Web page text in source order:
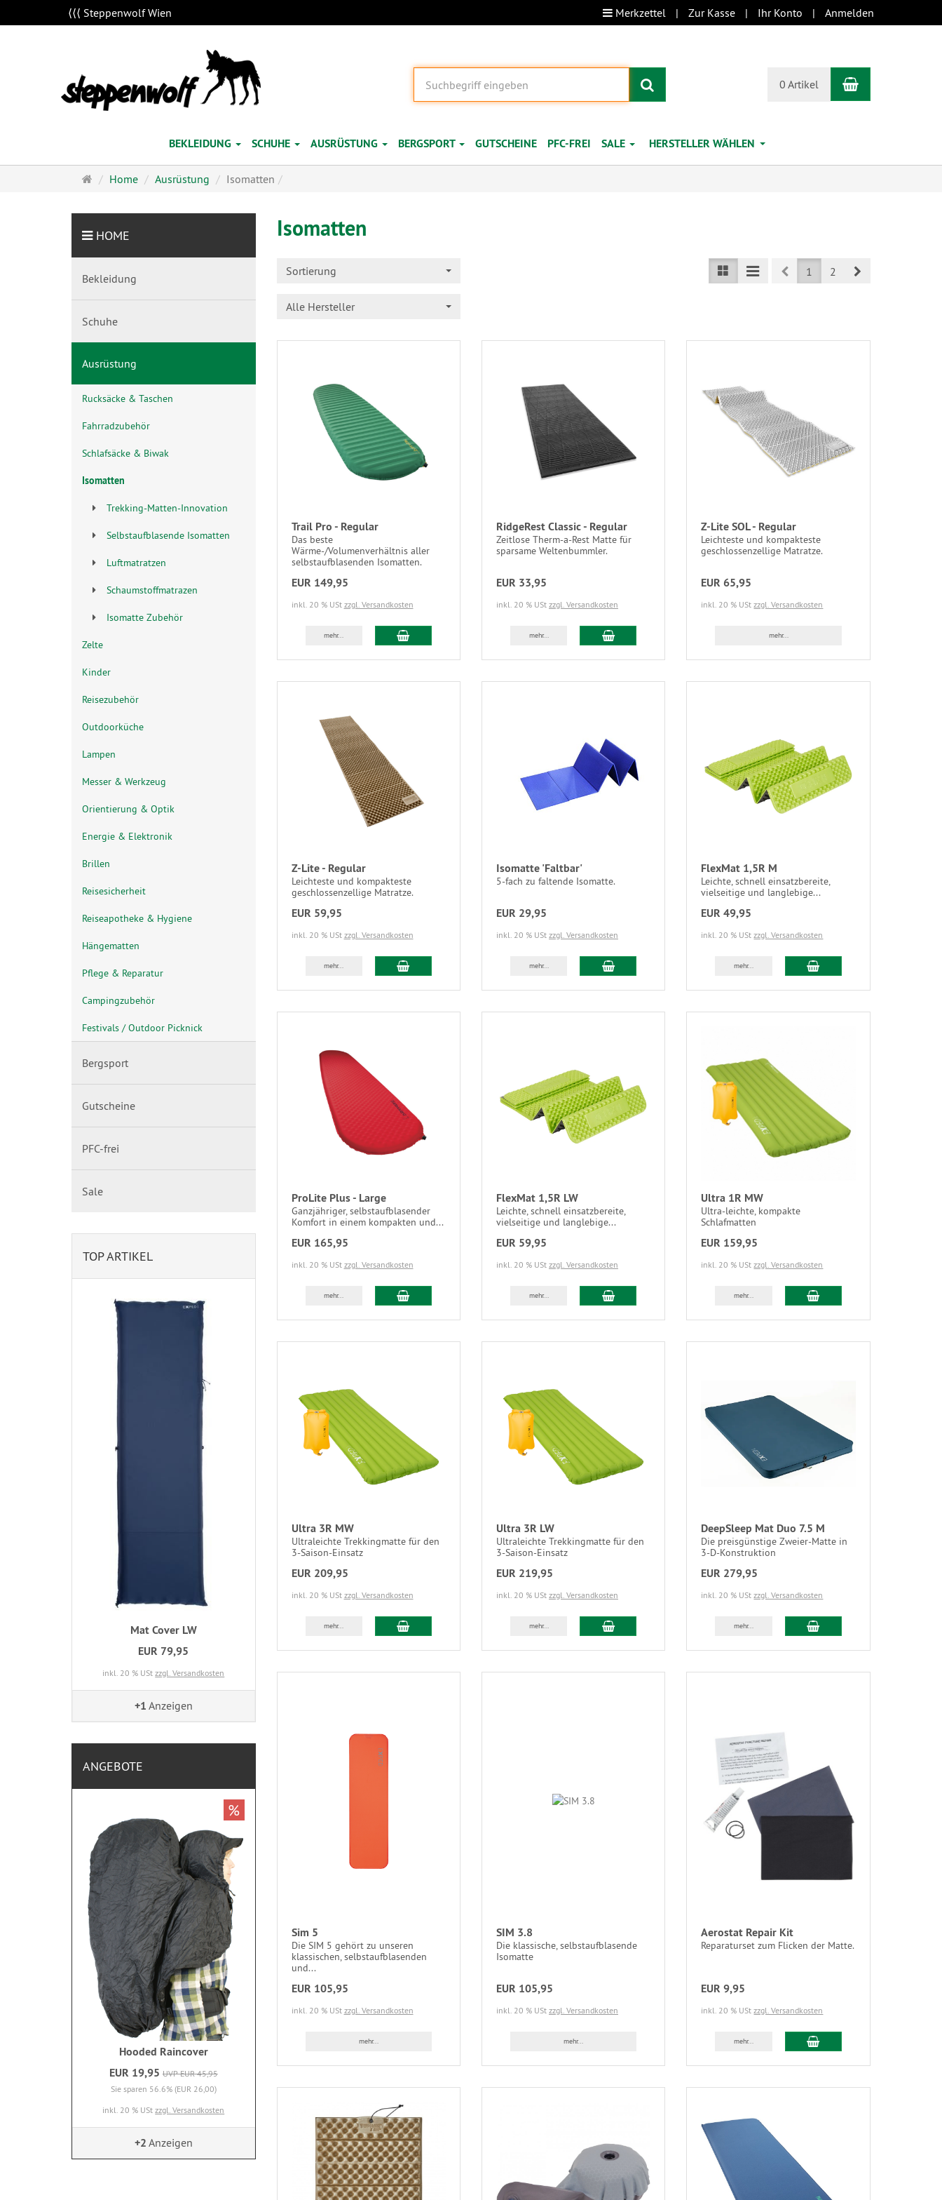
⟨⟨⟨ Steppenwolf Wien Merkzettel Zur Kasse Ihr Konto Anmelden
0 Artikel Warenkorb
BEKLEIDUNG SCHUHE AUSRÜSTUNG BERGSPORT GUTSCHEINE PFC-FREI SALE HERSTELLER WÄHLEN
Startseite
Home Ausrüstung Isomatten
Isomatten
Sortierung
Alle Hersteller
Prev1 2 Next
Trail Pro - Regular
Das beste
Wärme-/Volumenverhältnis aller
selbstaufblasenden Isomatten.
EUR 149,95
inkl. 20 % USt zzgl. Versandkosten
mehr...
RidgeRest Classic - Regular
Zeitlose Therm-a-Rest Matte für
sparsame Weltenbummler.
EUR 33,95
inkl. 20 % USt zzgl. Versandkosten
mehr...
Z-Lite SOL - Regular
Leichteste und kompakteste
geschlossenzellige Matratze.
EUR 65,95
inkl. 20 % UStzzgl. Versandkosten
mehr...
Z-Lite - Regular
Leichteste und kompakteste
geschlossenzellige Matratze.
EUR 59,95
inkl. 20 % USt zzgl. Versandkosten
mehr...
Isomatte 'Faltbar'
5-fach zu faltende Isomatte.
EUR 29,95
inkl. 20 % USt zzgl. Versandkosten
mehr...
FlexMat 1,5R M
Leichte, schnell einsatzbereite,
vielseitige und langlebige...
EUR 49,95
inkl. 20 % UStzzgl. Versandkosten
mehr...
ProLite Plus - Large
Ganzjähriger, selbstaufblasender
Komfort in einem kompakten und...
EUR 165,95
inkl. 20 % USt zzgl. Versandkosten
mehr...
FlexMat 1,5R LW
Leichte, schnell einsatzbereite,
vielseitige und langlebige...
EUR 59,95
inkl. 20 % USt zzgl. Versandkosten
mehr...
Ultra 1R MW
Ultra-leichte, kompakte
Schlafmatten
EUR 159,95
inkl. 20 % UStzzgl. Versandkosten
mehr...
Ultra 3R MW
Ultraleichte Trekkingmatte für den
3-Saison-Einsatz
EUR 209,95
inkl. 20 % USt zzgl. Versandkosten
mehr...
Ultra 3R LW
Ultraleichte Trekkingmatte für den
3-Saison-Einsatz
EUR 219,95
inkl. 20 % USt zzgl. Versandkosten
mehr...
DeepSleep Mat Duo 7.5 M
Die preisgünstige Zweier-Matte in
3-D-Konstruktion
EUR 279,95
inkl. 20 % UStzzgl. Versandkosten
mehr...
Sim 5
Die SIM 5 gehört zu unseren
klassischen, selbstaufblasenden
und...
EUR 105,95
inkl. 20 % USt zzgl. Versandkosten
mehr...
SIM 3.8
Die klassische, selbstaufblasende
Isomatte
EUR 105,95
inkl. 20 % USt zzgl. Versandkosten
mehr...
Aerostat Repair Kit
Reparaturset zum Flicken der Matte.
EUR 9,95
inkl. 20 % UStzzgl. Versandkosten
mehr...
HOME
Bekleidung
Schuhe
Ausrüstung
Rucksäcke & Taschen
Fahrradzubehör
Schlafsäcke & Biwak
Isomatten
Trekking-Matten-Innovation
Selbstaufblasende Isomatten
Luftmatratzen
Schaumstoffmatrazen
Isomatte Zubehör
Zelte
Kinder
Reisezubehör
Outdoorküche
Lampen
Messer & Werkzeug
Orientierung & Optik
Energie & Elektronik
Brillen
Reisesicherheit
Reiseapotheke & Hygiene
Hängematten
Pflege & Reparatur
Campingzubehör
Festivals / Outdoor Picknick
Bergsport
Gutscheine
PFC-frei
Sale
TOP ARTIKEL
Mat Cover LW
EUR 79,95
inkl. 20 % UStzzgl. Versandkosten
+1 Anzeigen
ANGEBOTE
Hooded Raincover
EUR 19,95 UVP EUR 45,95
Sie sparen 56.6% (EUR 26,00)
inkl. 20 % UStzzgl. Versandkosten
%
+2 Anzeigen